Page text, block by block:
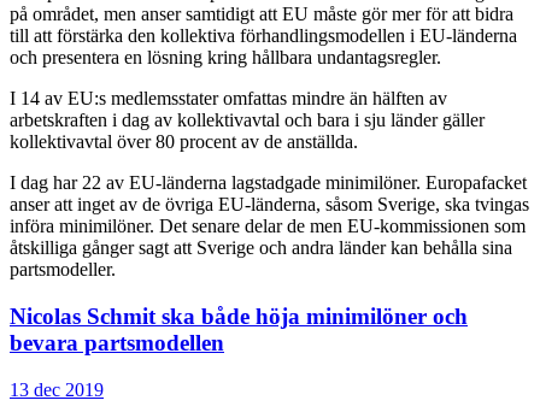
på området, men anser samtidigt att EU måste gör mer för att bidra
till att förstärka den kollektiva förhandlingsmodellen i EU-länderna
och presentera en lösning kring hållbara undantagsregler.
I 14 av EU:s medlemsstater omfattas mindre än hälften av
arbetskraften i dag av kollektivavtal och bara i sju länder gäller
kollektivavtal över 80 procent av de anställda.
I dag har 22 av EU-länderna lagstadgade minimilöner. Europafacket
anser att inget av de övriga EU-länderna, såsom Sverige, ska tvingas
införa minimilöner. Det senare delar de men EU-kommissionen som
åtskilliga gånger sagt att Sverige och andra länder kan behålla sina
partsmodeller.
Nicolas Schmit ska både höja minimilöner och
bevara partsmodellen
13 dec 2019